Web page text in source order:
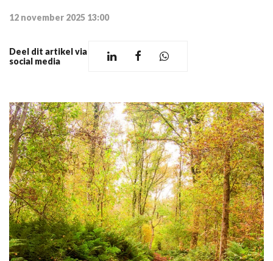
12 november 2025 13:00
Deel dit artikel via
social media